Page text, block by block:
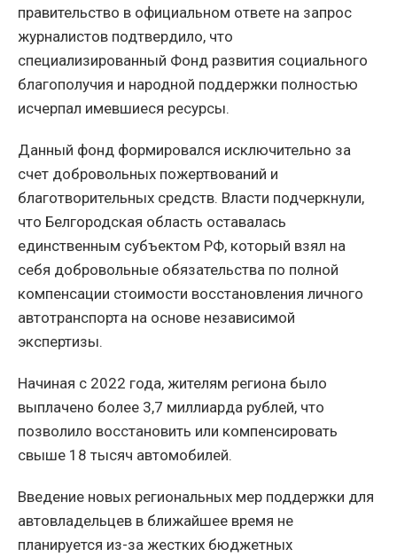
правительство в официальном ответе на запрос
журналистов подтвердило, что
специализированный Фонд развития социального
благополучия и народной поддержки полностью
исчерпал имевшиеся ресурсы.
Данный фонд формировался исключительно за
счет добровольных пожертвований и
благотворительных средств. Власти подчеркнули,
что Белгородская область оставалась
единственным субъектом РФ, который взял на
себя добровольные обязательства по полной
компенсации стоимости восстановления личного
автотранспорта на основе независимой
экспертизы.
Начиная с 2022 года, жителям региона было
выплачено более 3,7 миллиарда рублей, что
позволило восстановить или компенсировать
свыше 18 тысяч автомобилей.
Введение новых региональных мер поддержки для
автовладельцев в ближайшее время не
планируется из-за жестких бюджетных